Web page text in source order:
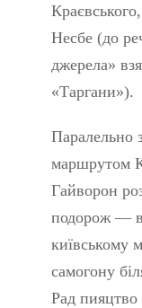
Несбе (до
джерела»
«Таргани»).
Паралельно
маршрутом
Гайворон
подорож —
київському
самогону
Рад